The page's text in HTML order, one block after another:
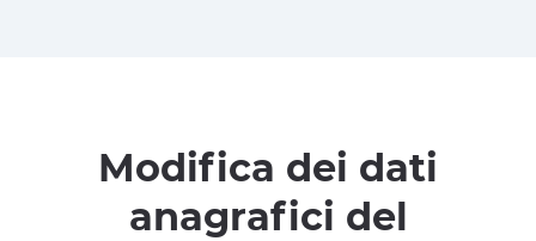
Modifica dei dati
anagrafici del